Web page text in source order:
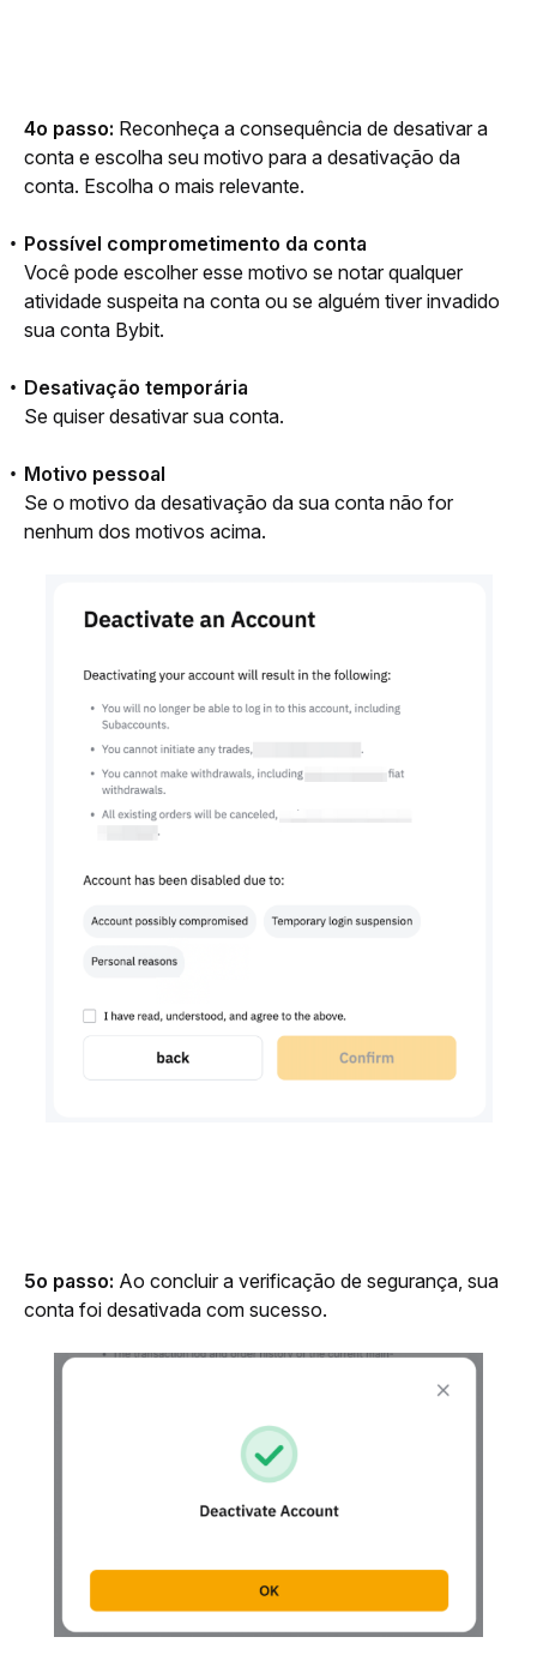
4o passo: Reconheça a consequência de desativar a
conta e escolha seu motivo para a desativação da
conta. Escolha o mais relevante.
Possível comprometimento da conta
Você pode escolher esse motivo se notar qualquer
atividade suspeita na conta ou se alguém tiver invadido
sua conta Bybit.
Desativação temporária
Se quiser desativar sua conta.
Motivo pessoal
Se o motivo da desativação da sua conta não for
nenhum dos motivos acima.
5o passo: Ao concluir a verificação de segurança, sua
conta foi desativada com sucesso.